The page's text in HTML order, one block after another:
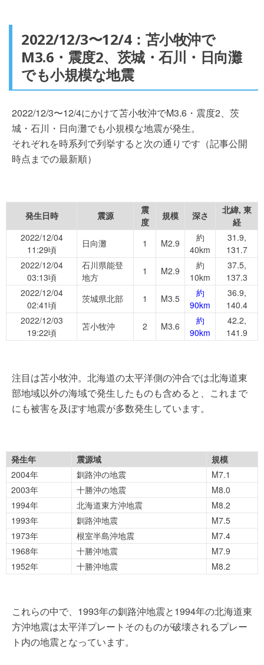
2022/12/3〜12/4：苫小牧沖で
M3.6・震度2、茨城・石川・日向灘
でも小規模な地震
2022/12/3〜12/4にかけて苫小牧沖でM3.6・震度2、茨
城・石川・日向灘でも小規模な地震が発生。
それぞれを時系列で列挙すると次の通りです（記事公開
時点までの最新順）
発生日時 震源
震
度
規模 深さ
北緯, 東
経
2022/12/04
11:29頃
日向灘 1 M2.9
約
40km
31.9,
131.7
2022/12/04
03:13頃
石川県能登
地方
1 M2.9
約
10km
37.5,
137.3
2022/12/04
02:41頃
茨城県北部 1 M3.5
約
90km
36.9,
140.4
2022/12/03
19:22頃
苫小牧沖 2 M3.6
約
90km
42.2,
141.9
注目は苫小牧沖。北海道の太平洋側の沖合では北海道東
部地域以外の海域で発生したものも含めると、これまで
にも被害を及ぼす地震が多数発生しています。
発生年 震源域
規模
2004年
釧路沖の地震
M7.1
2003年
十勝沖の地震
M8.0
1994年
北海道東方沖地震
M8.2
1993年
釧路沖地震
M7.5
1973年
根室半島沖地震
M7.4
1968年
十勝沖地震
M7.9
1952年
十勝沖地震 M8.2
これらの中で、1993年の釧路沖地震と1994年の北海道東
方沖地震は太平洋プレートそのものが破壊されるプレー
ト内の地震となっています。